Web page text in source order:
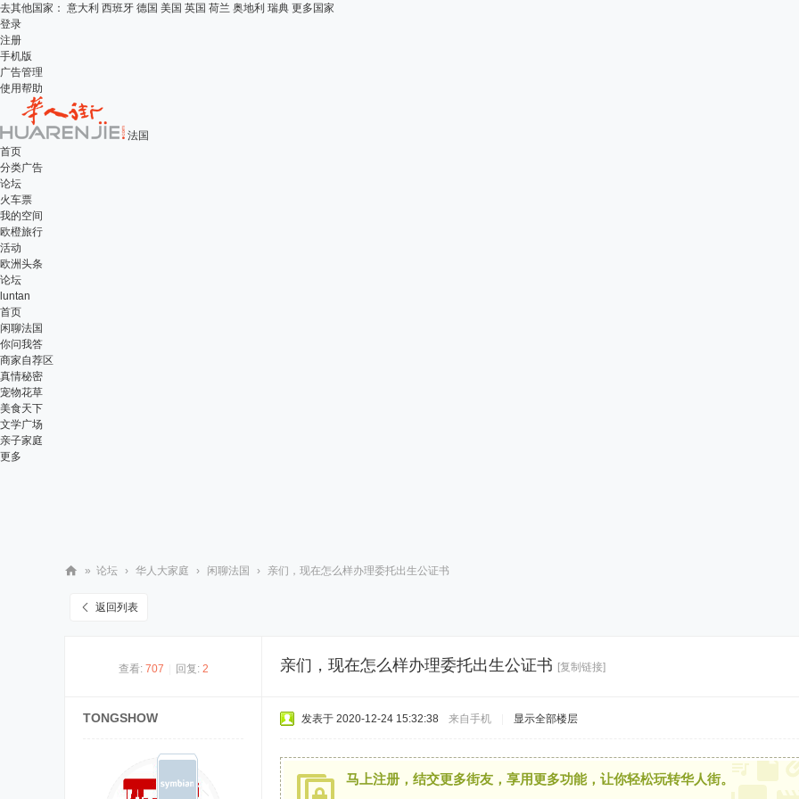
去其他国家： 意大利 西班牙 德国 美国 英国 荷兰 奥地利 瑞典 更多国家
登录
注册
手机版
广告管理
使用帮助
法国
首页
分类广告
论坛
火车票
我的空间
欧橙旅行
活动
欧洲头条
论坛
luntan
首页
闲聊法国
你问我答
商家自荐区
真情秘密
宠物花草
美食天下
文学广场
亲子家庭
更多
» 论坛 › 华人大家庭 › 闲聊法国 › 亲们，现在怎么样办理委托出生公证书
返回列表
查看: 707 回复: 2 亲们，现在怎么样办理委托出生公证书 [复制链接]
TONGSHOW 发表于 2020-12-24 15:32:38 来自手机 显示全部楼层
马上注册，结交更多街友，享用更多功能，让你轻松玩转华人街。